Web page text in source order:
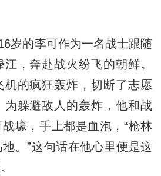
的李可作为一名战士跟随
，奔赴战火纷飞的朝鲜。
机的疯狂轰炸，切断了志愿
为躲避敌人的轰炸，他和战
壕，手上都是血泡，“枪林
。”这句话在他心里便是这